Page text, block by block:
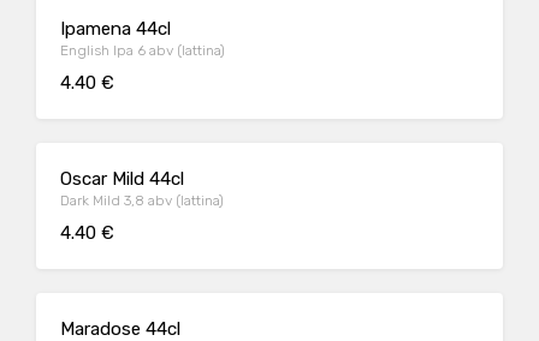
Ipamena 44cl
English Ipa 6 abv (lattina)
4.40 €
Oscar Mild 44cl
Dark Mild 3,8 abv (lattina)
4.40 €
Maradose 44cl